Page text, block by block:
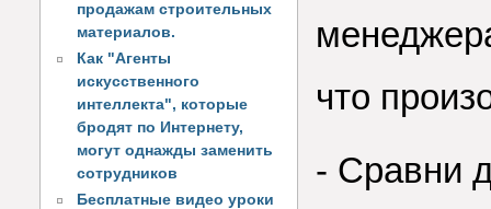
продажам строительных
материалов.
Как "Агенты
искусственного
интеллекта", которые
бродят по Интернету,
могут однажды заменить
сотрудников
Бесплатные видео уроки
что
- Сравни